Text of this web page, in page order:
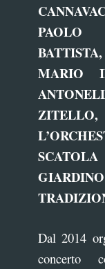
PAOLO
MARIO
Dal 2014
concerto